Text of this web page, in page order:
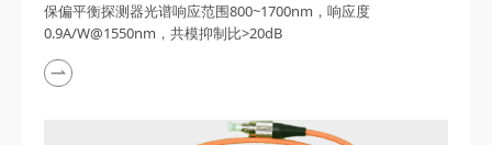
保偏平衡探测器光谱响应范围800~1700nm，响应度
0.9A/W@1550nm，共模抑制比>20dB